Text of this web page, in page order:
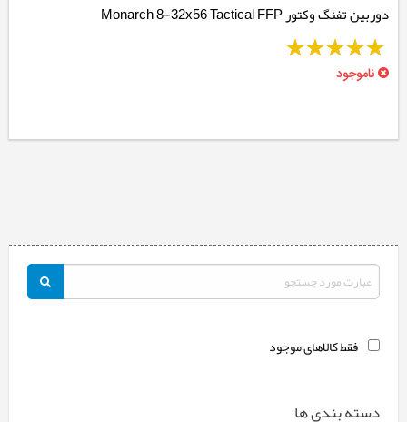
دوربین تفنگ وکتور Monarch 8-32x56 Tactical FFP
ناموجود
فقط کالاهای موجود
دسته بندی ها